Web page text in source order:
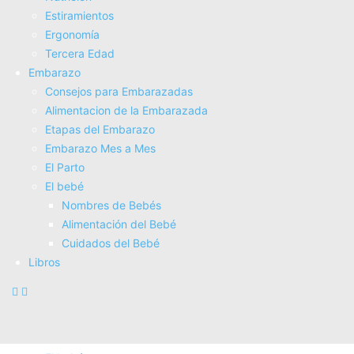
Estiramientos
Ergonomí­a
Tercera Edad
Embarazo
Consejos para Embarazadas
Alimentacion de la Embarazada
Etapas del Embarazo
Embarazo Mes a Mes
El Parto
El bebé
Nombres de Bebés
Alimentación del Bebé
Cuidados del Bebé
Libros
Fisioterapia
Electroterapia
Tratamientos
Masajes
SUPERALIMENTOS
Salud
Consejos sobre salud
Actividad Fí­sica
Nutrición
Estiramientos
Ergonomí­a
Tercera Edad
Embarazo
Consejos para Embarazadas